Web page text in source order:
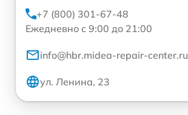
+7 (800) 301-67-48
Ежедневно с 9:00 до 21:00
info@hbr.midea-repair-center.ru
ул. Ленина, 23